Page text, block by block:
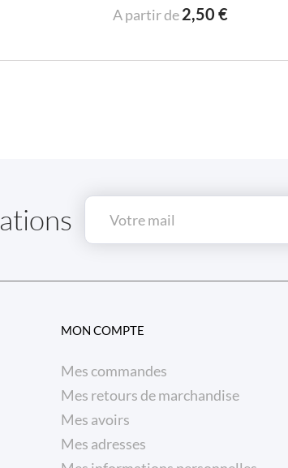
A partir de2,50 €
MON COMPTE
Mes commandes
Mes retours de marchandise
Mes avoirs
Mes adresses